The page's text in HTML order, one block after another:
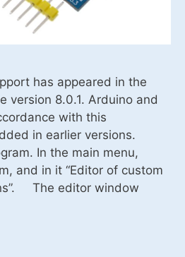
has appeared in the
version 8.0.1. Arduino and
with this
in earlier versions.
In the main menu,
and in it “Editor of custom
The editor window